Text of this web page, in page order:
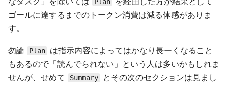
ゴールに達するまでのトークン消費は減る体感がありま
す。
勿論 Plan
は指示内容によってはかなり長ーくなること
もあるので「読んでられない」という人は多いかもしれま
せんが、せめて
Summary
とその次のセクションは見まし